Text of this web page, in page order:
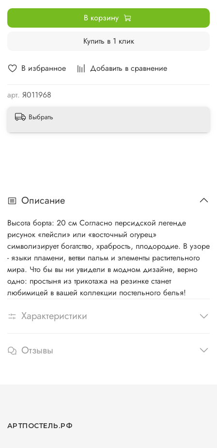
В избранное Добавить в сравнение
арт. Я011968
В корзину
Купить в 1 клик
Выбрать
Описание
Высота борта: 20 см Согласно персидской легенде
рисунок «пейсли» или «восточный огурец»
символизирует богатство, храбрость, плодородие. В узоре
- языки пламени, ветви пальм и элементы растительного
мира. Что бы вы ни увидели в модном дизайне, верно
одно: простыня из трикотажа на резинке станет
любимицей в вашей коллекции постельного белья!
Характеристики
Отзывы
АРТПОСТЕЛЬ.РФ